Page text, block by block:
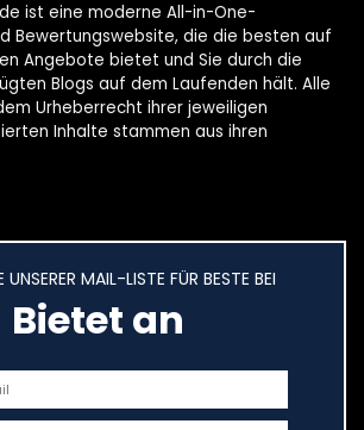
ist eine moderne All-in-One-
Bewertungswebsite, die die besten auf
Angebote bietet und Sie durch die
Blogs auf dem Laufenden hält. Alle
Urheberrecht ihrer jeweiligen
Inhalte stammen aus ihren
UNSERER MAIL-LISTE FÜR BESTE BEI
Bietet an